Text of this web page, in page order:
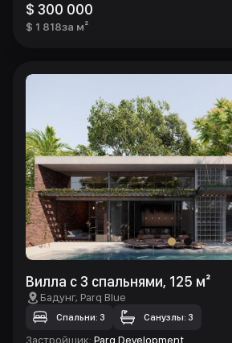
$ 300 000
$ 1 818за м²
Вилла с 3 спальнями, 125 м²
Бадунг, Parq Blue
Спальни: 3 Санузлы: 3
Застройщик: Parq Development